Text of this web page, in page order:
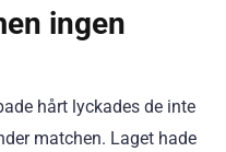
ingen
hårt lyckades de inte
matchen. Laget hade